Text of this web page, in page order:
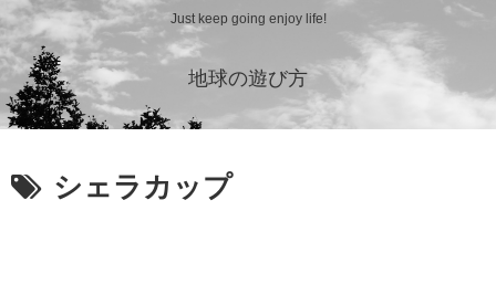
Just keep going enjoy life!
地球の遊び方
シェラカップ